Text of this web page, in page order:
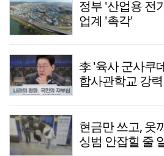
정부 '산업용 전
업계 '촉각'
李 '육사 군사쿠
합사관학교 강
현금만 쓰고, 옷
싱범 안잡힐 줄